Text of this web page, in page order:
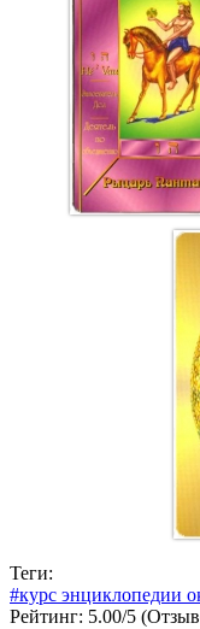
Теги:
#курс энциклопедии
Рейтинг: 5.00/5